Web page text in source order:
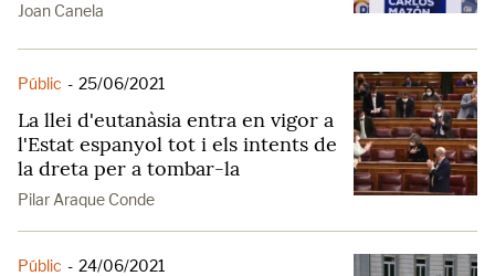
Joan Canela
Públic - 25/06/2021
La llei d'eutanàsia entra en vigor a
l'Estat espanyol tot i els intents de
la dreta per a tombar-la
Pilar Araque Conde
Públic - 24/06/2021